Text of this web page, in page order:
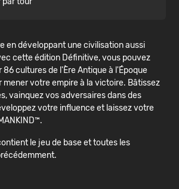
en développant une civilisation aussi
cette édition Définitive, vous pouvez
cultures de l'Ère Antique à l'Époque
votre empire à la victoire. Bâtissez
vainquez vos adversaires dans des
votre influence et laissez votre
le jeu de base et toutes les